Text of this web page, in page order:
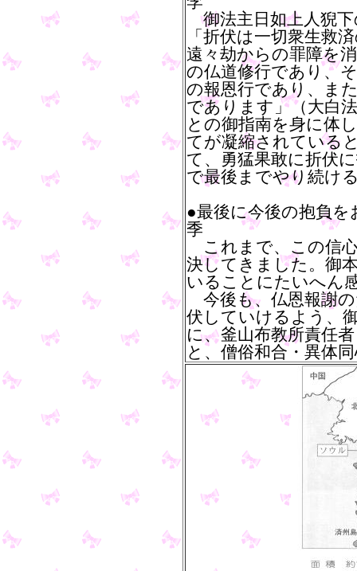
御法主日如上人猊
「折伏は一切衆生救
遠々劫からの罪障を
の仏道修行であり、
の報恩行であり、ま
であります」（大白
との御指南を身に体
てが凝縮されている
て、勇猛果敢に折伏
で最後までやり続け
●最後に今後の抱負
季
これまで、この信
決してきました。御
いることにたいへん
今後も、仏恩報謝
伏していけるよう、
に、釜山布教所責任
と、僧俗和合・異体